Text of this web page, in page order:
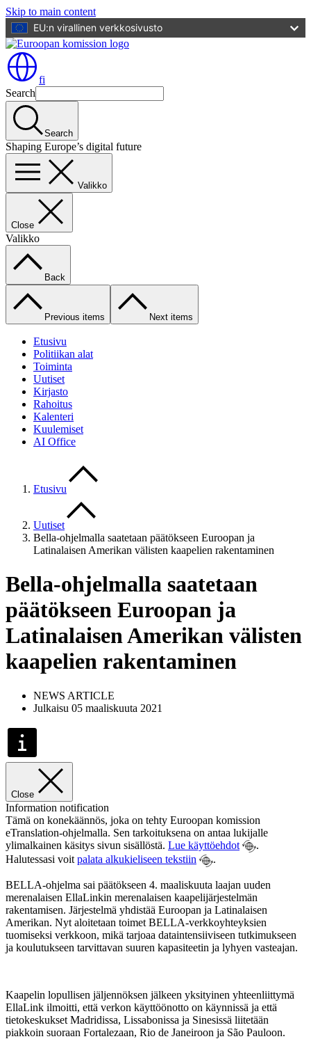
Skip to main content
EU:n virallinen verkkosivusto
fi
Search
Search
Shaping Europe’s digital future
Valikko
Close
Valikko
Back
Previous items Next items
Etusivu
Politiikan alat
Toiminta
Uutiset
Kirjasto
Rahoitus
Kalenteri
Kuulemiset
AI Office
Etusivu
Uutiset
Bella-ohjelmalla saatetaan päätökseen Euroopan ja
Latinalaisen Amerikan välisten kaapelien rakentaminen
Bella-ohjelmalla saatetaan
päätökseen Euroopan ja
Latinalaisen Amerikan välisten
kaapelien rakentaminen
NEWS ARTICLE
Julkaisu 05 maaliskuuta 2021
Close
Information notification
Tämä on konekäännös, joka on tehty Euroopan komission
eTranslation-ohjelmalla. Sen tarkoituksena on antaa lukijalle
ylimalkainen käsitys sivun sisällöstä. Lue käyttöehdot
.
Halutessasi voit palata alkukieliseen tekstiin .
BELLA-ohjelma sai päätökseen 4. maaliskuuta laajan uuden
merenalaisen EllaLinkin merenalaisen kaapelijärjestelmän
rakentamisen. Järjestelmä yhdistää Euroopan ja Latinalaisen
Amerikan. Nyt aloitetaan toimet BELLA-verkkoyhteyksien
tuomiseksi verkkoon, mikä tarjoaa dataintensiiviseen tutkimukseen
ja koulutukseen tarvittavan suuren kapasiteetin ja lyhyen vasteajan.
Kaapelin lopullisen jäljennöksen jälkeen yksityinen yhteenliittymä
EllaLink ilmoitti, että verkon käyttöönotto on käynnissä ja että
tietokeskukset Madridissa, Lissabonissa ja Sinesissä liitetään
piakkoin suoraan Fortalezaan, Rio de Janeiroon ja São Pauloon.